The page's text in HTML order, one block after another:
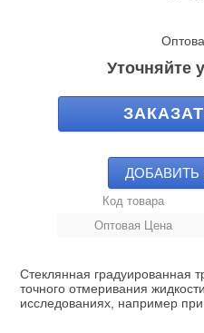
Уточняйте
ДОБАВИТЬ
Код товара
Оптовая Цена
Стеклянная градуированная
точного отмеривания
исследованиях, например при